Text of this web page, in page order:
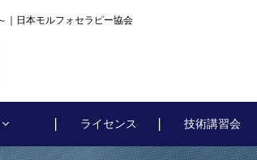
｜日本モルフォセラピー協会
ライセンス 技術講習会